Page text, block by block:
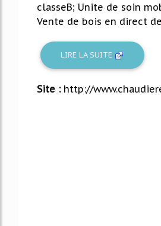
classeB; Unite de soin
Vente de bois en direct de
LIRE LA SUITE
Site : http://